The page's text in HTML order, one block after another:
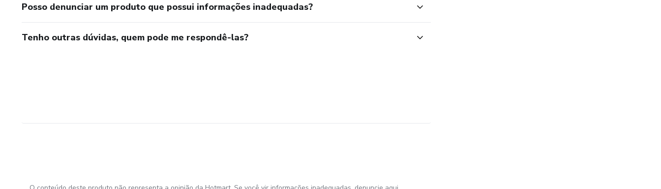
Posso denunciar um produto que possui informações inadequadas?
Tenho outras dúvidas, quem pode me respondê-las?